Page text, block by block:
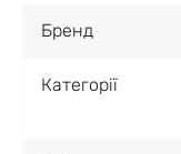
Бренд
Категорії